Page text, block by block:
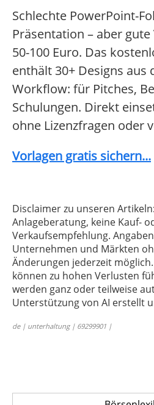
Schlechte PowerPoint-
Präsentation – aber
50-100 Euro. Das
enthält 30+ Designs aus
Workflow: für Pitches,
Schulungen. Direkt
ohne Lizenzfragen oder
Vorlagen gratis sichern...
Disclaimer zu unseren
Anlageberatung, keine Kauf-
Verkaufsempfehlung.
Unternehmen und Märkten
Änderungen jederzeit
können zu hohen Verlusten
werden ganz oder teilweise
Unterstützung von AI erstellt
de | unterhaltung | 69299901 |